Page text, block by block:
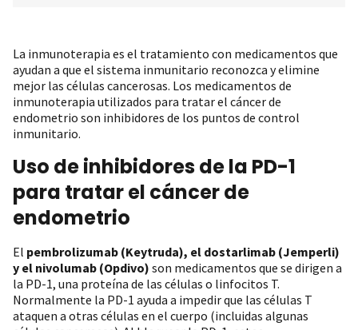
La inmunoterapia es el tratamiento con medicamentos que
ayudan a que el sistema inmunitario reconozca y elimine
mejor las células cancerosas. Los medicamentos de
inmunoterapia utilizados para tratar el cáncer de
endometrio son inhibidores de los puntos de control
inmunitario.
Uso de inhibidores de la PD-1
para tratar el cáncer de
endometrio
El pembrolizumab (Keytruda), el dostarlimab (Jemperli)
y el nivolumab (Opdivo) son medicamentos que se dirigen a
la PD-1, una proteína de las células o linfocitos T.
Normalmente la PD-1 ayuda a impedir que las células T
ataquen a otras células en el cuerpo (incluidas algunas